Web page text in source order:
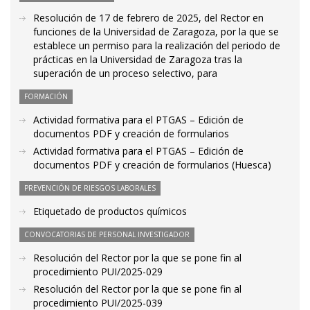
Resolución de 17 de febrero de 2025, del Rector en
funciones de la Universidad de Zaragoza, por la que se
establece un permiso para la realización del periodo de
prácticas en la Universidad de Zaragoza tras la
superación de un proceso selectivo, para
FORMACIÓN
Actividad formativa para el PTGAS – Edición de
documentos PDF y creación de formularios
Actividad formativa para el PTGAS – Edición de
documentos PDF y creación de formularios (Huesca)
PREVENCIÓN DE RIESGOS LABORALES
Etiquetado de productos químicos
CONVOCATORIAS DE PERSONAL INVESTIGADOR
Resolución del Rector por la que se pone fin al
procedimiento PUI/2025-029
Resolución del Rector por la que se pone fin al
procedimiento PUI/2025-039